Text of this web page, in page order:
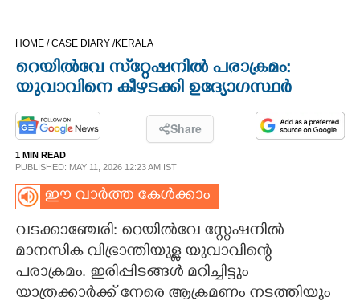
OPINION
LIFESTYLE
INFO+
HOME /CASE DIARY /KERALA
റെയിൽവേ സ്‌റ്റേഷനിൽ പരാക്രമം:
യുവാവിനെ കീഴടക്കി ഉദ്യോഗസ്ഥർ
Share
1 MIN READ
PUBLISHED: MAY 11, 2026 12:23 AM IST
ഈ വാർത്ത കേൾക്കാം
വടക്കാഞ്ചേരി: റെയിൽവേ സ്റ്റേഷനിൽ
മാനസിക വിഭ്രാന്തിയുള്ള യുവാവിന്റെ
പരാക്രമം. ഇരിപ്പിടങ്ങൾ മറിച്ചിട്ടും
യാത്രക്കാർക്ക് നേരെ ആക്രമണം നടത്തിയും